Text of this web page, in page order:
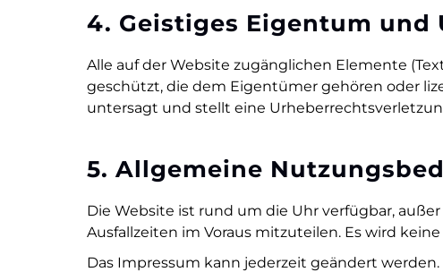
4. Geistiges Eigentum
Alle auf der Website zugänglichen Elemente
geschützt, die dem Eigentümer gehören oder
untersagt und stellt eine
5. Allgemeine
Die Website ist rund um die Uhr verfügbar,
Ausfallzeiten im Voraus mitzuteilen. Es wird
Das Impressum kann jederzeit geändert